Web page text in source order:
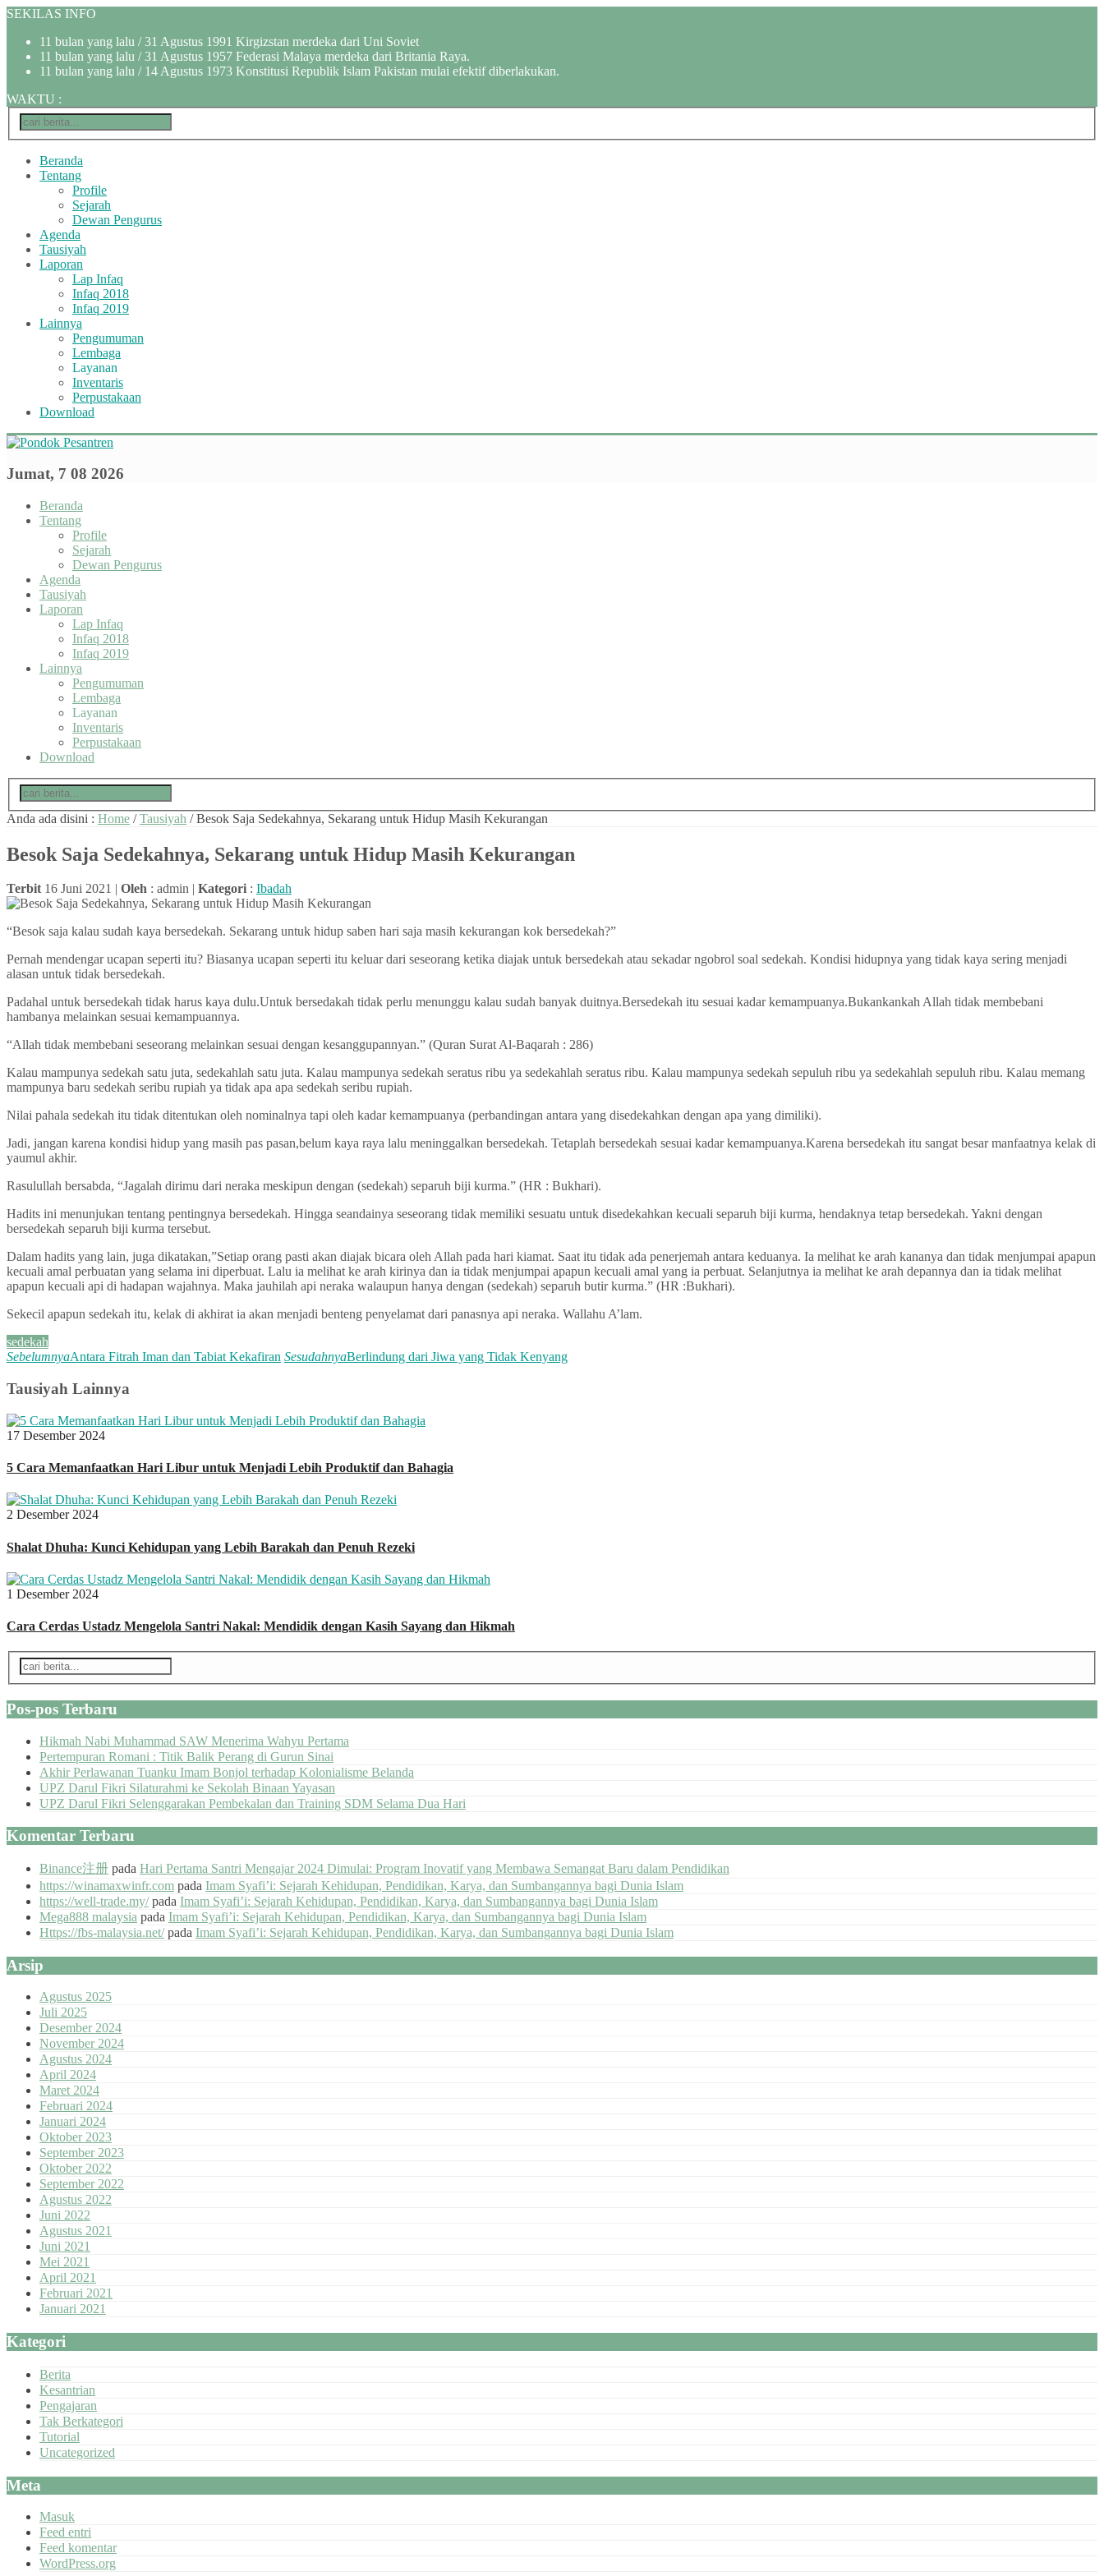
SEKILAS INFO
11 bulan yang lalu / 31 Agustus 1991 Kirgizstan merdeka dari Uni Soviet
11 bulan yang lalu / 31 Agustus 1957 Federasi Malaya merdeka dari Britania Raya.
11 bulan yang lalu / 14 Agustus 1973 Konstitusi Republik Islam Pakistan mulai efektif diberlakukan.
WAKTU :
Beranda
Tentang
Profile
Sejarah
Dewan Pengurus
Agenda
Tausiyah
Laporan
Lap Infaq
Infaq 2018
Infaq 2019
Lainnya
Pengumuman
Lembaga
Layanan
Inventaris
Perpustakaan
Download
Jumat, 7 08 2026
Beranda
Tentang
Profile
Sejarah
Dewan Pengurus
Agenda
Tausiyah
Laporan
Lap Infaq
Infaq 2018
Infaq 2019
Lainnya
Pengumuman
Lembaga
Layanan
Inventaris
Perpustakaan
Download
Anda ada disini : Home /Tausiyah /Besok Saja Sedekahnya, Sekarang untuk Hidup Masih Kekurangan
Besok Saja Sedekahnya, Sekarang untuk Hidup Masih Kekurangan
Terbit 16 Juni 2021 | Oleh : admin | Kategori : Ibadah
“Besok saja kalau sudah kaya bersedekah. Sekarang untuk hidup saben hari saja masih kekurangan kok bersedekah?”
Pernah mendengar ucapan seperti itu? Biasanya ucapan seperti itu keluar dari seseorang ketika diajak untuk bersedekah atau sekadar ngobrol soal sedekah. Kondisi hidupnya yang tidak kaya sering menjadi
alasan untuk tidak bersedekah.
Padahal untuk bersedekah tidak harus kaya dulu.Untuk bersedakah tidak perlu menunggu kalau sudah banyak duitnya.Bersedekah itu sesuai kadar kemampuanya.Bukankankah Allah tidak membebani
hambanya melainkan sesuai kemampuannya.
“Allah tidak membebani seseorang melainkan sesuai dengan kesanggupannyan.” (Quran Surat Al-Baqarah : 286)
Kalau mampunya sedekah satu juta, sedekahlah satu juta. Kalau mampunya sedekah seratus ribu ya sedekahlah seratus ribu. Kalau mampunya sedekah sepuluh ribu ya sedekahlah sepuluh ribu. Kalau memang
mampunya baru sedekah seribu rupiah ya tidak apa apa sedekah seribu rupiah.
Nilai pahala sedekah itu tidak ditentukan oleh nominalnya tapi oleh kadar kemampuanya (perbandingan antara yang disedekahkan dengan apa yang dimiliki).
Jadi, jangan karena kondisi hidup yang masih pas pasan,belum kaya raya lalu meninggalkan bersedekah. Tetaplah bersedekah sesuai kadar kemampuanya.Karena bersedekah itu sangat besar manfaatnya kelak di
yaumul akhir.
Rasulullah bersabda, “Jagalah dirimu dari neraka meskipun dengan (sedekah) separuh biji kurma.” (HR : Bukhari).
Hadits ini menunjukan tentang pentingnya bersedekah. Hingga seandainya seseorang tidak memiliki sesuatu untuk disedekahkan kecuali separuh biji kurma, hendaknya tetap bersedekah. Yakni dengan
bersedekah separuh biji kurma tersebut.
Dalam hadits yang lain, juga dikatakan,”Setiap orang pasti akan diajak bicara oleh Allah pada hari kiamat. Saat itu tidak ada penerjemah antara keduanya. Ia melihat ke arah kananya dan tidak menjumpai apapun
kecuali amal perbuatan yang selama ini diperbuat. Lalu ia melihat ke arah kirinya dan ia tidak menjumpai apapun kecuali amal yang ia perbuat. Selanjutnya ia melihat ke arah depannya dan ia tidak melihat
apapun kecuali api di hadapan wajahnya. Maka jauhilah api neraka walaupun hanya dengan (sedekah) separuh butir kurma.” (HR :Bukhari).
Sekecil apapun sedekah itu, kelak di akhirat ia akan menjadi benteng penyelamat dari panasnya api neraka. Wallahu A’lam.
sedekah
SebelumnyaAntara Fitrah Iman dan Tabiat Kekafiran SesudahnyaBerlindung dari Jiwa yang Tidak Kenyang
Tausiyah Lainnya
17 Desember 2024
5 Cara Memanfaatkan Hari Libur untuk Menjadi Lebih Produktif dan Bahagia
2 Desember 2024
Shalat Dhuha: Kunci Kehidupan yang Lebih Barakah dan Penuh Rezeki
1 Desember 2024
Cara Cerdas Ustadz Mengelola Santri Nakal: Mendidik dengan Kasih Sayang dan Hikmah
Pos-pos Terbaru
Hikmah Nabi Muhammad SAW Menerima Wahyu Pertama
Pertempuran Romani : Titik Balik Perang di Gurun Sinai
Akhir Perlawanan Tuanku Imam Bonjol terhadap Kolonialisme Belanda
UPZ Darul Fikri Silaturahmi ke Sekolah Binaan Yayasan
UPZ Darul Fikri Selenggarakan Pembekalan dan Training SDM Selama Dua Hari
Komentar Terbaru
Binance注册 pada Hari Pertama Santri Mengajar 2024 Dimulai: Program Inovatif yang Membawa Semangat Baru dalam Pendidikan
https://winamaxwinfr.com pada Imam Syafi’i: Sejarah Kehidupan, Pendidikan, Karya, dan Sumbangannya bagi Dunia Islam
https://well-trade.my/pada Imam Syafi’i: Sejarah Kehidupan, Pendidikan, Karya, dan Sumbangannya bagi Dunia Islam
Mega888 malaysia pada Imam Syafi’i: Sejarah Kehidupan, Pendidikan, Karya, dan Sumbangannya bagi Dunia Islam
Https://fbs-malaysia.net/pada Imam Syafi’i: Sejarah Kehidupan, Pendidikan, Karya, dan Sumbangannya bagi Dunia Islam
Arsip
Agustus 2025
Juli 2025
Desember 2024
November 2024
Agustus 2024
April 2024
Maret 2024
Februari 2024
Januari 2024
Oktober 2023
September 2023
Oktober 2022
September 2022
Agustus 2022
Juni 2022
Agustus 2021
Juni 2021
Mei 2021
April 2021
Februari 2021
Januari 2021
Kategori
Berita
Kesantrian
Pengajaran
Tak Berkategori
Tutorial
Uncategorized
Meta
Masuk
Feed entri
Feed komentar
WordPress.org